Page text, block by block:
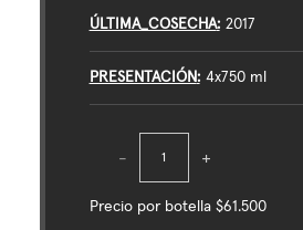
ÚLTIMA_COSECHA 2017
PRESENTACIÓN 4x750 ml
+
-
Precio por botella $61.500